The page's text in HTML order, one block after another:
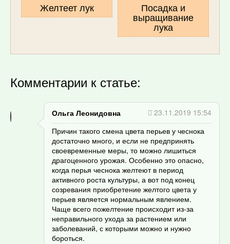
Желтеет лук Посадка и
выращивание
лука
Комментарии к статье:
Ольга Леонидовна
23.11.2019 15:54
Причин такого смена цвета перьев у чеснока
достаточно много, и если не предпринять
своевременные меры, то можно лишиться
драгоценного урожая. Особенно это опасно,
когда перья чеснока желтеют в период
активного роста культуры, а вот под конец
созревания приобретение желтого цвета у
перьев является нормальным явлением.
Чаще всего пожелтение происходит из-за
неправильного ухода за растением или
заболеваний, с которыми можно и нужно
бороться.